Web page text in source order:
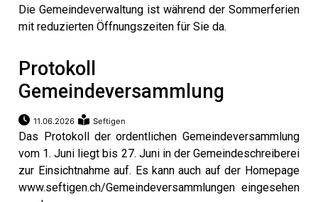
Die Gemeindeverwaltung ist während der Sommerferien
mit reduzierten Öffnungszeiten für Sie da.
Protokoll
Gemeindeversammlung
11.06.2026 Seftigen
Das Protokoll der ordentlichen Gemeindeversammlung
vom 1. Juni liegt bis 27. Juni in der Gemeindeschreiberei
zur Einsichtnahme auf. Es kann auch auf der Homepage
www.seftigen.ch/Gemeindeversammlungen eingesehen